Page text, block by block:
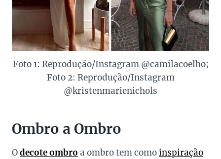
Foto 1: Reprodução/Instagram @camilacoelho;
Foto 2: Reprodução/Instagram
@kristenmarienichols
Ombro a Ombro
Odecote ombro a ombro tem comoinspiração